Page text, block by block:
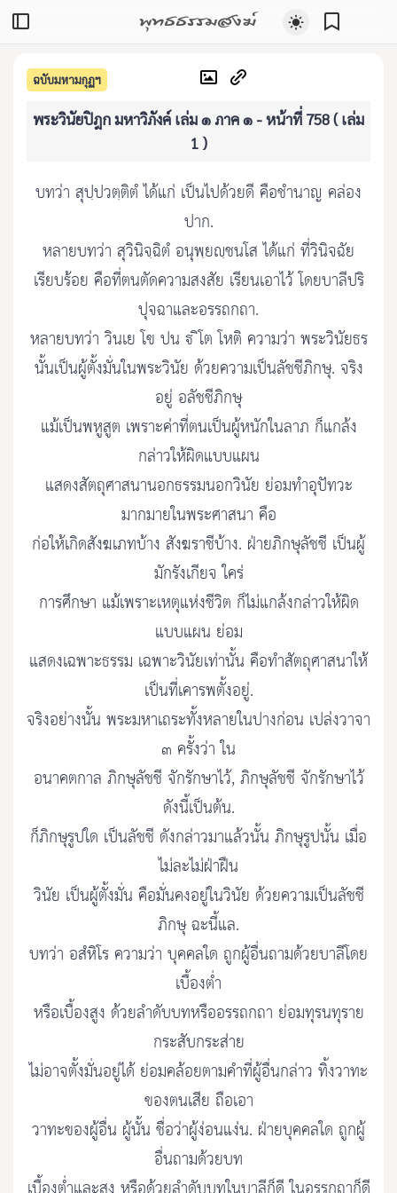
พุทธธรรมสงฆ์
ฉบับมหามกุฏฯ
พระวินัยปิฎก มหาวิภังค์ เล่ม ๑ ภาค ๑ - หน้าที่ 758 ( เล่ม
1 )
บทว่า สุปฺปวตฺติตํ ได้แก่ เป็นไปด้วยดี คือชำนาญ คล่อง
ปาก.
หลายบทว่า สุวินิจฺฉิตํ อนุพฺยญฺชนโส ได้แก่ ที่วินิจฉัย
เรียบร้อย คือที่ตนตัดความสงสัย เรียนเอาไว้ โดยบาลีปริ
ปุจฉาและอรรถกถา.
หลายบทว่า วินเย โข ปน  ิโต โหติ ความว่า พระวินัยธร
นั้นเป็นผู้ตั้งมั่นในพระวินัย ด้วยความเป็นลัชชีภิกษุ. จริง
อยู่ อลัชชีภิกษุ
แม้เป็นพหูสูต เพราะค่าที่ตนเป็นผู้หนักในลาภ ก็แกล้ง
กล่าวให้ผิดแบบแผน
แสดงสัตถุศาสนานอกธรรมนอกวินัย ย่อมทำอุปัทวะ
มากมายในพระศาสนา คือ
ก่อให้เกิดสังฆเภทบ้าง สังฆราชีบ้าง. ฝ่ายภิกษุลัชชี เป็นผู้
มักรังเกียจ ใคร่
การศึกษา แม้เพราะเหตุแห่งชีวิต ก็ไม่แกล้งกล่าวให้ผิด
แบบแผน ย่อม
แสดงเฉพาะธรรม เฉพาะวินัยเท่านั้น คือทำสัตถุศาสนาให้
เป็นที่เคารพตั้งอยู่.
จริงอย่างนั้น พระมหาเถระทั้งหลายในปางก่อน เปล่งวาจา
๓ ครั้งว่า ใน
อนาคตกาล ภิกษุลัชชี จักรักษาไว้, ภิกษุลัชชี จักรักษาไว้
ดังนี้เป็นต้น.
ก็ภิกษุรูปใด เป็นลัชชี ดังกล่าวมาแล้วนั้น ภิกษุรูปนั้น เมื่อ
ไม่ละไม่ฝ่าฝืน
วินัย เป็นผู้ตั้งมั่น คือมั่นคงอยู่ในวินัย ด้วยความเป็นลัชชี
ภิกษุ ฉะนี้แล.
บทว่า อสํหิโร ความว่า บุคคลใด ถูกผู้อื่นถามด้วยบาลีโดย
เบื้องต่ำ
หรือเบื้องสูง ด้วยลำดับบทหรืออรรถกถา ย่อมทุรนทุราย
กระสับกระส่าย
ไม่อาจตั้งมั่นอยู่ได้ ย่อมคล้อยตามคำที่ผู้อื่นกล่าว ทิ้งวาทะ
ของตนเสีย ถือเอา
วาทะของผู้อื่น ผู้นั้น ชื่อว่าผู้ง่อนแง่น. ฝ่ายบุคคลใด ถูกผู้
อื่นถามด้วยบท